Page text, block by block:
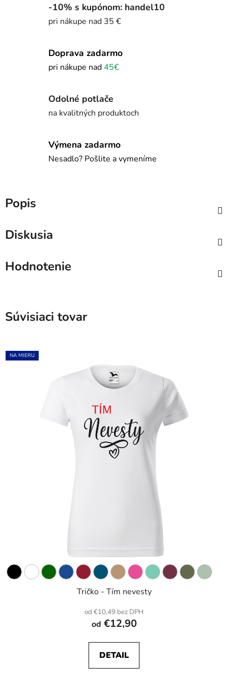
-10% s kupónom: handel10
pri nákupe nad 35 €
Doprava zadarmo
pri nákupe nad45€
Odolné potlače
na kvalitných produktoch
Výmena zadarmo
Nesadlo? Pošlite a vymeníme
Popis
Diskusia
Hodnotenie
Súvisiaci tovar
NA MIERU
Tričko - Tím nevesty
od €10,49 bez DPH
od €12,90
DETAIL